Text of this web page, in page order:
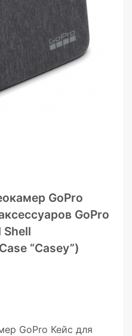
GoPro
GoPro
Shell
“Сasey”)
GoPro Кейс для